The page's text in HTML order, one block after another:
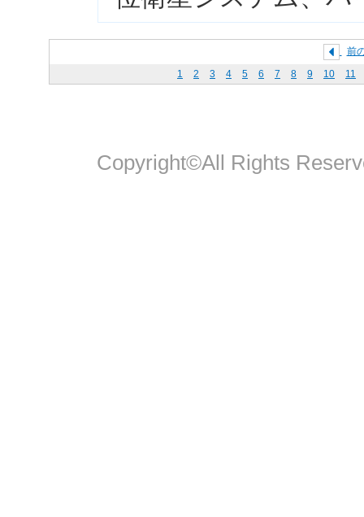
前
1
2 3 4 5 6 7 8 9 10 11
Copyright©All Rights